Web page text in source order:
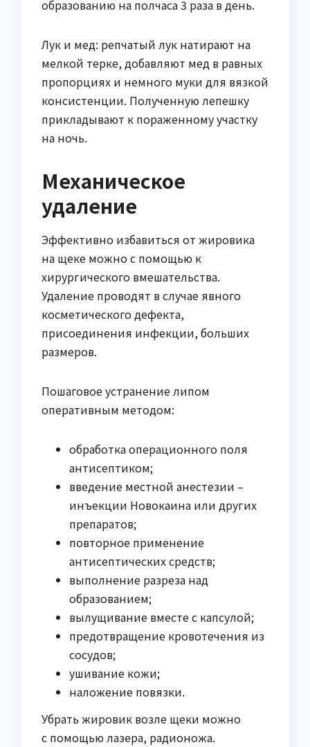
образованию на полчаса 3 раза в день.
Лук и мед: репчатый лук натирают на
мелкой терке, добавляют мед в равных
пропорциях и немного муки для вязкой
консистенции. Полученную лепешку
прикладывают к пораженному участку
на ночь.
Механическое
удаление
Эффективно избавиться от жировика
на щеке можно с помощью к
хирургического вмешательства.
Удаление проводят в случае явного
косметического дефекта,
присоединения инфекции, больших
размеров.
Пошаговое устранение липом
оперативным методом:
обработка операционного поля
антисептиком;
введение местной анестезии –
инъекции Новокаина или других
препаратов;
повторное применение
антисептических средств;
выполнение разреза над
образованием;
вылущивание вместе с капсулой;
предотвращение кровотечения из
сосудов;
ушивание кожи;
наложение повязки.
Убрать жировик возле щеки можно
с помощью лазера, радионожа.